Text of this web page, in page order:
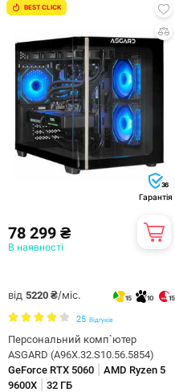
BEST CLICK
36
Гарантія
78 299 ₴
В наявності
від 5220 ₴/міс. 15 10 15
25 Відгуків
Персональний комп`ютер
ASGARD (A96X.32.S10.56.5854)
GeForce RTX 5060
AMD Ryzen 5
9600X
32 ГБ